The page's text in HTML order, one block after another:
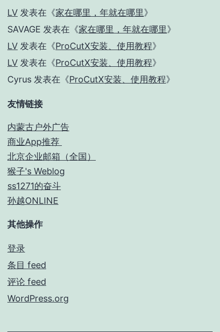
LV 发表在《家在哪里，年就在哪里》
SAVAGE 发表在《家在哪里，年就在哪里》
LV 发表在《ProCutX安装、使用教程》
LV 发表在《ProCutX安装、使用教程》
Cyrus 发表在《ProCutX安装、使用教程》
友情链接
内蒙古户外广告
商业App推荐
北京企业邮箱（全国）
猴子's Weblog
ss1271的奋斗
孙越ONLINE
其他操作
登录
条目 feed
评论 feed
WordPress.org